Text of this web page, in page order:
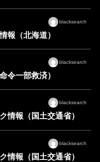
blacksearch
報（北海道）
blacksearch
令一部救済）
blacksearch
情報（国土交通省）
blacksearch
情報（国土交通省）